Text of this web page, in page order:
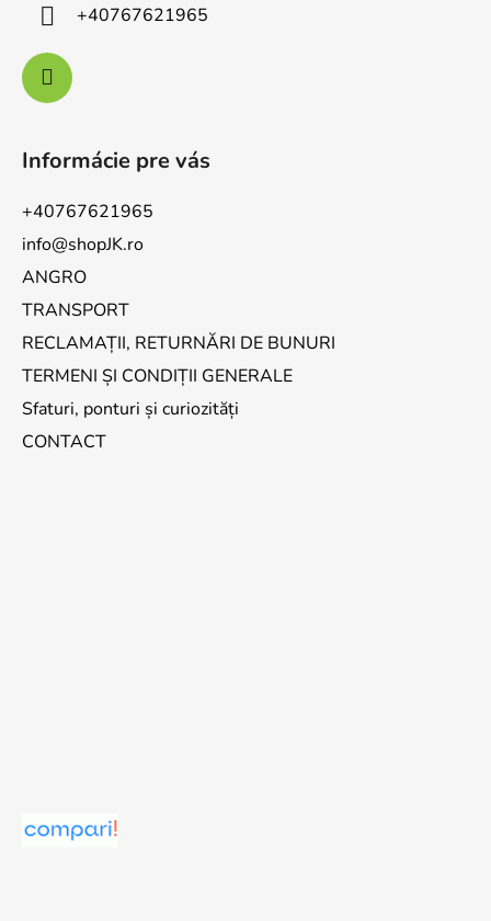
+40767621965
Informácie pre vás
+40767621965
info@shopJK.ro
ANGRO
TRANSPORT
RECLAMAȚII, RETURNĂRI DE BUNURI
TERMENI ȘI CONDIȚII GENERALE
Sfaturi, ponturi și curiozități
CONTACT